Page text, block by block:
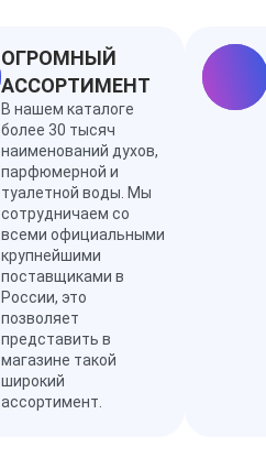
ОГРОМНЫЙ
АССОРТИМЕНТ
В нашем каталоге
более 30 тысяч
наименований духов,
парфюмерной и
туалетной воды. Мы
сотрудничаем со
всеми официальными
крупнейшими
поставщиками в
России, это
позволяет
представить в
магазине такой
широкий
ассортимент.